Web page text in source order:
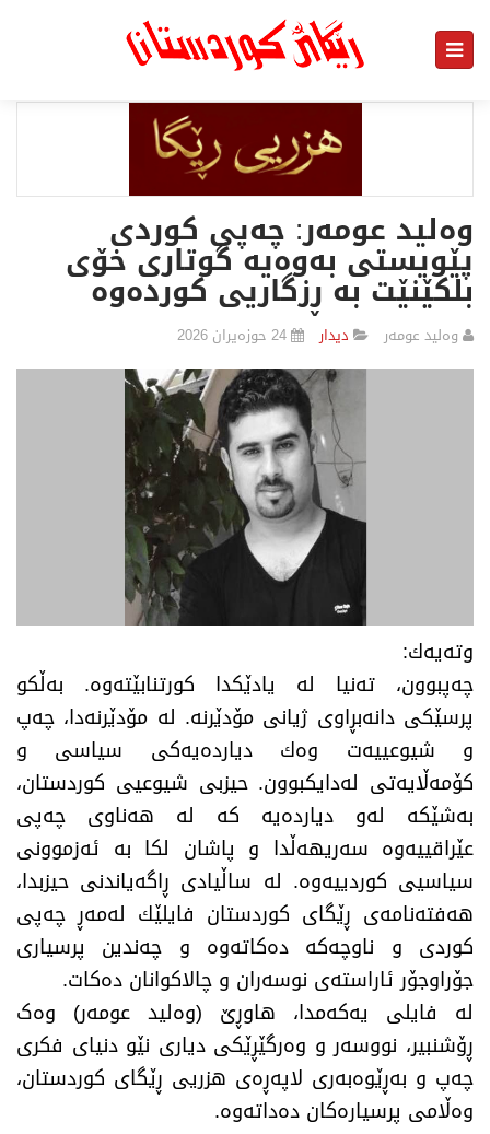
وەلید عومەر: چه‌پی كوردی
پێویستی بەوەیه گوتاری خۆی
بلكێنێت به ڕزگاریی كوردەوه
وه‌لید عومه‌ر دیدار 24 حوزەیران 2026
وته‌یه‌ك:
چه‌پبوون، ته‌نیا له‌ یادێكدا كورتنابێته‌وه‌. به‌ڵكو
پرسێكی دانه‌بڕاوی ژیانی مۆدێرنه‌. له‌ مۆدێرنه‌دا، چه‌پ
و شیوعییه‌ت وه‌ك دیارده‌یه‌كی سیاسی و
كۆمه‌ڵایه‌تی له‌دایكبوون. حیزبی شیوعیی كوردستان،
به‌شێكه‌ له‌و دیارده‌یه‌ كه‌ له‌ هه‌ناوی چه‌پی
عێراقییه‌وه‌ سه‌ریهه‌ڵدا و پاشان لكا به‌ ئه‌زموونی
سیاسیی كوردییه‌وه‌. له‌ ساڵیادی ڕاگه‌یاندنی حیزبدا،
هه‌فته‌نامه‌ی ڕێگای كوردستان فایلێك له‌مه‌ڕ چه‌پی
كوردی و ناوچه‌كه‌ ده‌كاته‌وه و چه‌ندین پرسیاری
جۆراوجۆر ئاراسته‌ی نوسه‌ران و چالاكوانان ده‌كات. ‌
لە فایلی یەکەمدا، هاوڕێ (وەلید عومەر) وەک
ڕۆشنبیر، نووسەر و وەرگێڕێکی دیاری نێو دنیای فكرى
چەپ و بەڕێوەبەری لاپەڕەی هزریی ڕێگای کوردستان،
وەڵامی پرسیارەکان دەداتەوە.